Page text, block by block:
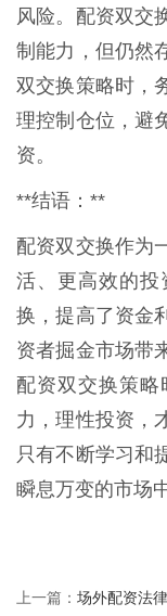
风险。配资双交
制能力，但仍然
双交换策略时，
理控制仓位，避
资。
**结语：**
配资双交换作为
活、更高效的投
换，提高了资金
资者掘金市场带
配资双交换策
力，理性投资，
只有不断学习和
瞬息万变的市场
上一篇： 场外配资法